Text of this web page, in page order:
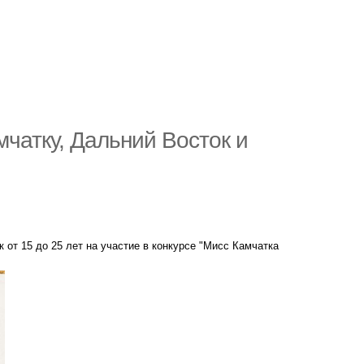
Дальний Восток и
15 до 25 лет на участие в конкурсе "Мисс Камчатка